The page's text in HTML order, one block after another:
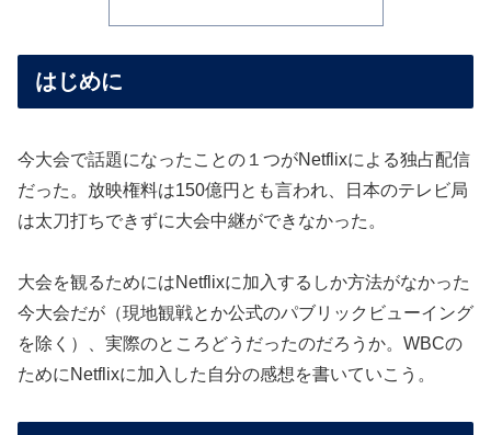
はじめに
今大会で話題になったことの１つがNetflixによる独占配信
だった。放映権料は150億円とも言われ、日本のテレビ局
は太刀打ちできずに大会中継ができなかった。
大会を観るためにはNetflixに加入するしか方法がなかった
今大会だが（現地観戦とか公式のパブリックビューイング
を除く）、実際のところどうだったのだろうか。WBCの
ためにNetflixに加入した自分の感想を書いていこう。